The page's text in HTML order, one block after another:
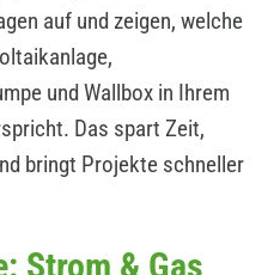
auf und zeigen, welche
und Wallbox in Ihrem
Das spart Zeit,
bringt Projekte schneller
Strom & Gas